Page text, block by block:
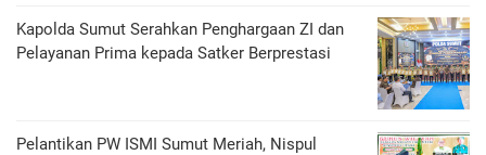
Kapolda Sumut Serahkan Penghargaan ZI dan
Pelayanan Prima kepada Satker Berprestasi
Pelantikan PW ISMI Sumut Meriah, Nispul